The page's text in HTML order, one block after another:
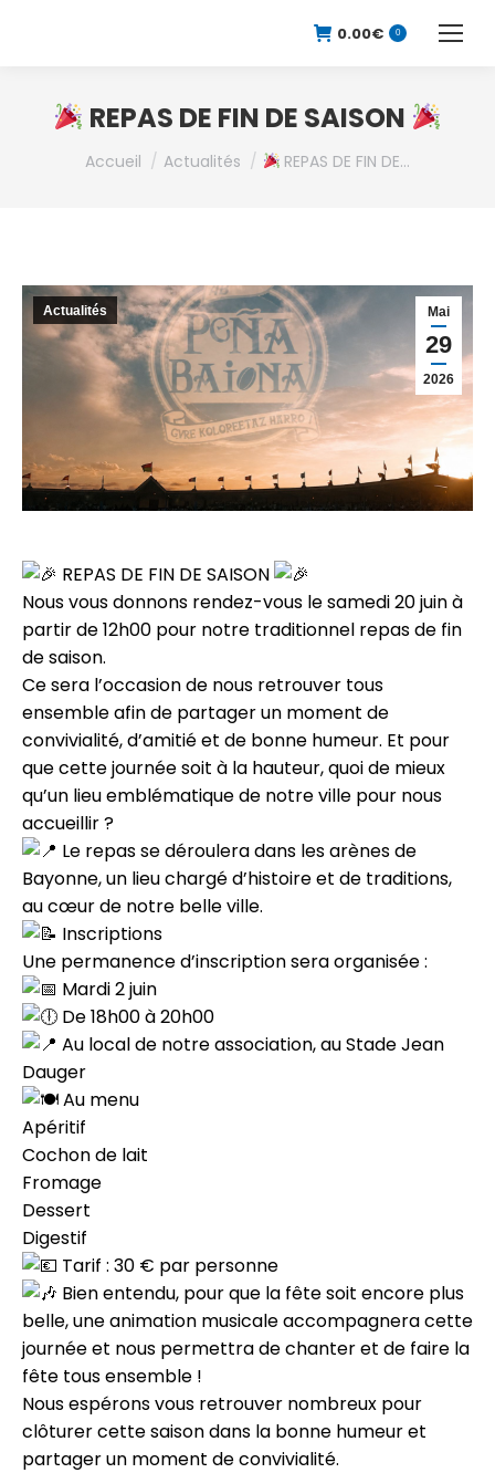
0.00€ 0
REPAS DE FIN DE SAISON
Vous êtes ici :
Accueil Actualités REPAS DE FIN DE…
Mai
29
2026
Actualités
REPAS DE FIN DE SAISON
Nous vous donnons rendez-vous le samedi 20 juin à
partir de 12h00 pour notre traditionnel repas de fin
de saison.
Ce sera l’occasion de nous retrouver tous
ensemble afin de partager un moment de
convivialité, d’amitié et de bonne humeur. Et pour
que cette journée soit à la hauteur, quoi de mieux
qu’un lieu emblématique de notre ville pour nous
accueillir ?
Le repas se déroulera dans les arènes de
Bayonne, un lieu chargé d’histoire et de traditions,
au cœur de notre belle ville.
Inscriptions
Une permanence d’inscription sera organisée :
Mardi 2 juin
De 18h00 à 20h00
Au local de notre association, au Stade Jean
Dauger
Au menu
Apéritif
Cochon de lait
Fromage
Dessert
Digestif
Tarif : 30 € par personne
Bien entendu, pour que la fête soit encore plus
belle, une animation musicale accompagnera cette
journée et nous permettra de chanter et de faire la
fête tous ensemble !
Nous espérons vous retrouver nombreux pour
clôturer cette saison dans la bonne humeur et
partager un moment de convivialité.